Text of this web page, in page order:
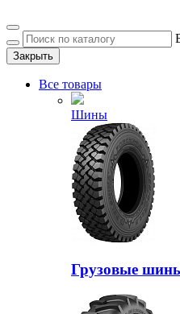
Закрыть
Все товары
Шины
Грузовые